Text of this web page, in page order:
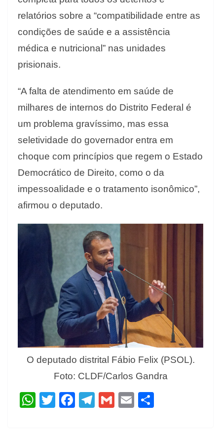
relatórios sobre a “compatibilidade entre as
condições de saúde e a assistência
médica e nutricional” nas unidades
prisionais.
“A falta de atendimento em saúde de
milhares de internos do Distrito Federal é
um problema gravíssimo, mas essa
seletividade do governador entra em
choque com princípios que regem o Estado
Democrático de Direito, como o da
impessoalidade e o tratamento isonômico”,
afirmou o deputado.
O deputado distrital Fábio Felix (PSOL).
Foto: CLDF/Carlos Gandra
W T F T G E